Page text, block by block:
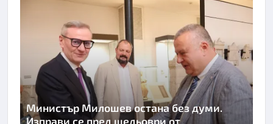
Министър Милошев остана без думи.
Изправи се пред шедьоври от